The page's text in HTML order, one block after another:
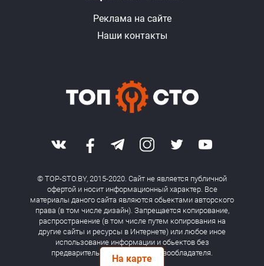
На карте
Реклама на сайте
Наши контакты
© TOP-STO.BY, 2015-2020. Сайт не является публичной
офертой и носит информационный характер. Все
материалы даного сайта являются обьектами авторского
права (в том числе дизайн). Запрещается копирование,
распространение (в том числе путем копирования на
другие сайты и ресурсы в Интернете) или любое иное
использование информации и обьектов без
предварительного согласия правообладателя.